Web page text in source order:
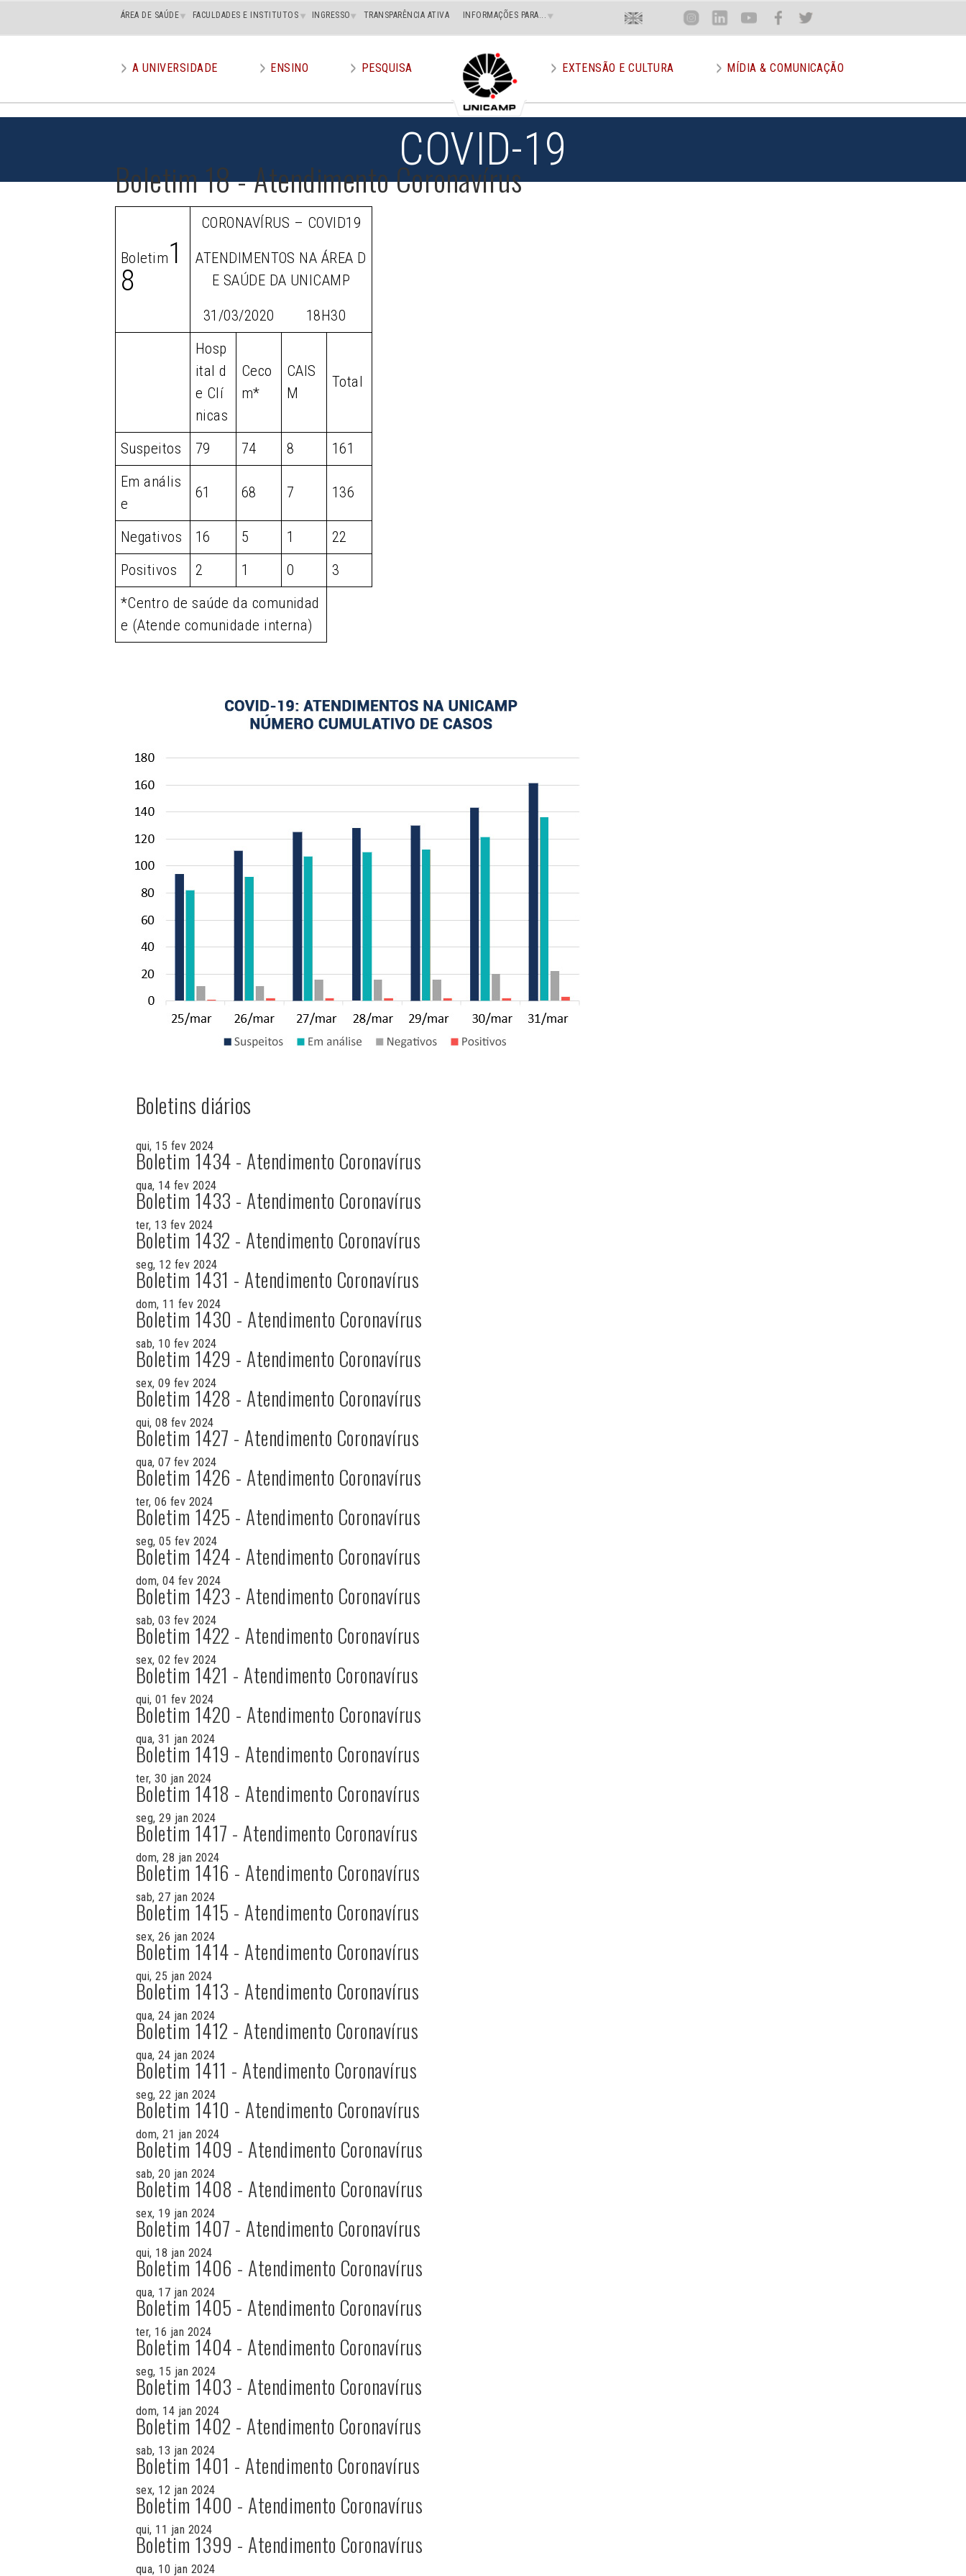
Main
superior
ÁREA DE SAÚDE FACULDADES E INSTITUTOS INGRESSO TRANSPARÊNCIA ATIVA INFORMAÇÕES PARA... Menu
Superior
Direito
En Inst Lin You Face Twit
menu
A UNIVERSIDADE ENSINO PESQUISA EXTENSÃO E CULTURA MÍDIA & COMUNICAÇÃO
COVID-19
Boletim 18 - Atendimento Coronavírus
Boletim1
8
CORONAVÍRUS – COVID19
ATENDIMENTOS NA ÁREA D
E SAÚDE DA UNICAMP
31/03/2020 18H30
Hosp
ital d
e Clí
nicas
Ceco
m*
CAIS
M
Total
Suspeitos 79 74 8
161
Em anális
e
61 68 7 136
Negativos 16 5 1
22
Positivos
2 1 0
3
*Centro de saúde da comunidad
e (Atende comunidade interna)
Boletins diários
qui, 15 fev 2024
Boletim 1434 - Atendimento Coronavírus
qua, 14 fev 2024
Boletim 1433 - Atendimento Coronavírus
ter, 13 fev 2024
Boletim 1432 - Atendimento Coronavírus
seg, 12 fev 2024
Boletim 1431 - Atendimento Coronavírus
dom, 11 fev 2024
Boletim 1430 - Atendimento Coronavírus
sab, 10 fev 2024
Boletim 1429 - Atendimento Coronavírus
sex, 09 fev 2024
Boletim 1428 - Atendimento Coronavírus
qui, 08 fev 2024
Boletim 1427 - Atendimento Coronavírus
qua, 07 fev 2024
Boletim 1426 - Atendimento Coronavírus
ter, 06 fev 2024
Boletim 1425 - Atendimento Coronavírus
seg, 05 fev 2024
Boletim 1424 - Atendimento Coronavírus
dom, 04 fev 2024
Boletim 1423 - Atendimento Coronavírus
sab, 03 fev 2024
Boletim 1422 - Atendimento Coronavírus
sex, 02 fev 2024
Boletim 1421 - Atendimento Coronavírus
qui, 01 fev 2024
Boletim 1420 - Atendimento Coronavírus
qua, 31 jan 2024
Boletim 1419 - Atendimento Coronavírus
ter, 30 jan 2024
Boletim 1418 - Atendimento Coronavírus
seg, 29 jan 2024
Boletim 1417 - Atendimento Coronavírus
dom, 28 jan 2024
Boletim 1416 - Atendimento Coronavírus
sab, 27 jan 2024
Boletim 1415 - Atendimento Coronavírus
sex, 26 jan 2024
Boletim 1414 - Atendimento Coronavírus
qui, 25 jan 2024
Boletim 1413 - Atendimento Coronavírus
qua, 24 jan 2024
Boletim 1412 - Atendimento Coronavírus
qua, 24 jan 2024
Boletim 1411 - Atendimento Coronavírus
seg, 22 jan 2024
Boletim 1410 - Atendimento Coronavírus
dom, 21 jan 2024
Boletim 1409 - Atendimento Coronavírus
sab, 20 jan 2024
Boletim 1408 - Atendimento Coronavírus
sex, 19 jan 2024
Boletim 1407 - Atendimento Coronavírus
qui, 18 jan 2024
Boletim 1406 - Atendimento Coronavírus
qua, 17 jan 2024
Boletim 1405 - Atendimento Coronavírus
ter, 16 jan 2024
Boletim 1404 - Atendimento Coronavírus
seg, 15 jan 2024
Boletim 1403 - Atendimento Coronavírus
dom, 14 jan 2024
Boletim 1402 - Atendimento Coronavírus
sab, 13 jan 2024
Boletim 1401 - Atendimento Coronavírus
sex, 12 jan 2024
Boletim 1400 - Atendimento Coronavírus
qui, 11 jan 2024
Boletim 1399 - Atendimento Coronavírus
qua, 10 jan 2024